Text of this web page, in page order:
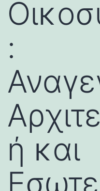
:
ή και